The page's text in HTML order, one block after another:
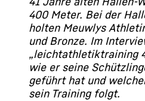
400 Meter. Bei der
holten Meuwlys
und Bronze. Im
„leichtathletiktraining
wie er seine
geführt hat und
sein Training folgt.